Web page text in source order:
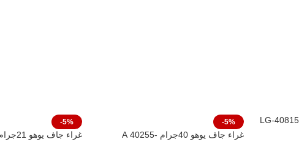
-5%
غراء جاف يوهو 40جرام -40255 A
-5%
غراء جاف يوهو 21جرام-LG-40869A